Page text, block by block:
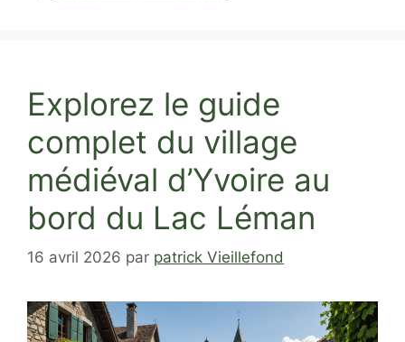
Explorez le guide
complet du village
médiéval d’Yvoire au
bord du Lac Léman
16 avril 2026 par patrick Vieillefond